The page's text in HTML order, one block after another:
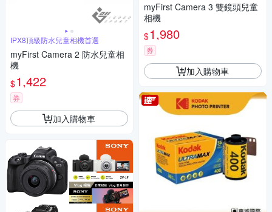
IPX8頂級防水兒童相機首選
myFirst Camera 2 防水兒童相
機
$1,422
券
加入購物車
myFirst Camera 3 雙鏡頭兒童
相機
$1,980
券
加入購物車